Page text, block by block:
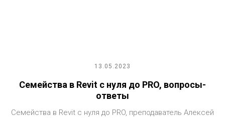
13.05.2023
Семейства в Revit с нуля до PRO, вопросы-
ответы
Семейства в Revit с нуля до PRO, преподаватель Алексей